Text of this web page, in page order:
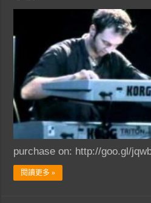
purchase on: http://goo.gl/
閱讀更多 »